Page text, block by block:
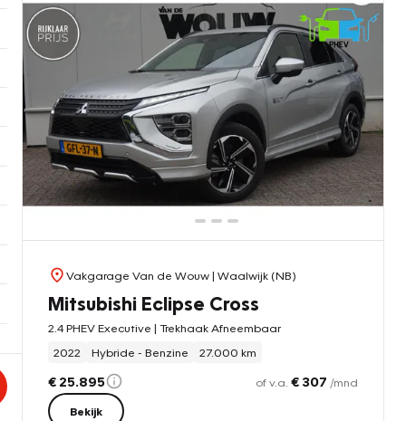
Vakgarage Van de Wouw| Waalwijk (NB)
Mitsubishi Eclipse Cross
2.4 PHEV Executive | Trekhaak Afneembaar
2022
Hybride - Benzine 27.000 km
€ 25.895 of v.a. € 307 /mnd
Bekijk